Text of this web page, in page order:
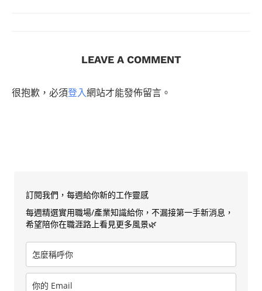
LEAVE A COMMENT
很抱歉，必須登入網站才能發佈留言。
訂閱我們，每週給你新的工作靈感
每週精選實用職場/產業知識給你，不漏接第一手新消息，
希望陪你在職涯路上看見更多風景🌿